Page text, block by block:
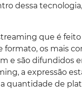
dessa
que é
os mais
e são difundidos
a expressão
quantidade de